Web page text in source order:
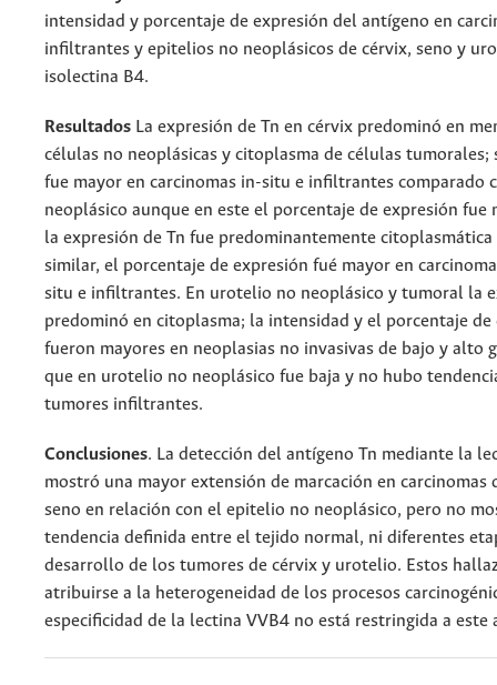
intensidad y porcentaje de expresión del antígeno en
infiltrantes y epitelios no neoplásicos de cérvix, seno y
isolectina B4.
Resultados La expresión de Tn en cérvix predominó en
células no neoplásicas y citoplasma de células tumorales;
fue mayor en carcinomas in-situ e infiltrantes comparado
neoplásico aunque en este el porcentaje de expresión fue
la expresión de Tn fue predominantemente
similar, el porcentaje de expresión fué mayor en
situ e infiltrantes. En urotelio no neoplásico y tumoral la
predominó en citoplasma; la intensidad y el porcentaje de
fueron mayores en neoplasias no invasivas de bajo y alto
que en urotelio no neoplásico fue baja y no hubo
tumores infiltrantes.
Conclusiones. La detección del antígeno Tn mediante la
mostró una mayor extensión de marcación en carcinomas
seno en relación con el epitelio no neoplásico, pero no
tendencia definida entre el tejido normal, ni diferentes
desarrollo de los tumores de cérvix y urotelio. Estos
atribuirse a la heterogeneidad de los procesos
especificidad de la lectina VVB4 no está restringida a este